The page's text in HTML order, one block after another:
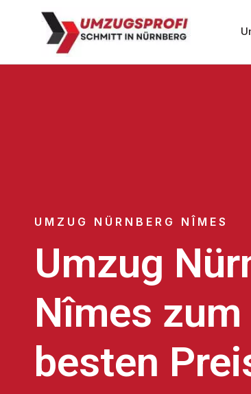
UMZUG NÜRNBERG NÎMES
Umzug
Nîmes zum
besten